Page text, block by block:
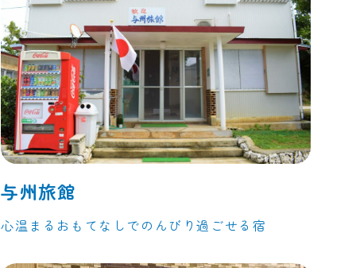
与州旅館
心温まるおもてなしでのんびり過ごせる宿